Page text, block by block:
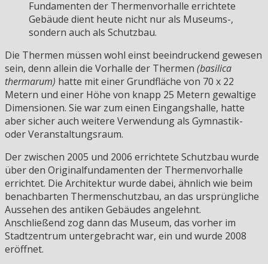
Fundamenten der Thermenvorhalle errichtete
Gebäude dient heute nicht nur als Museums-,
sondern auch als Schutzbau.
Die Thermen müssen wohl einst beeindruckend gewesen
sein, denn allein die Vorhalle der Thermen (basilica
thermarum) hatte mit einer Grundfläche von 70 x 22
Metern und einer Höhe von knapp 25 Metern gewaltige
Dimensionen. Sie war zum einen Eingangshalle, hatte
aber sicher auch weitere Verwendung als Gymnastik-
oder Veranstaltungsraum.
Der zwischen 2005 und 2006 errichtete Schutzbau wurde
über den Originalfundamenten der Thermenvorhalle
errichtet. Die Architektur wurde dabei, ähnlich wie beim
benachbarten Thermenschutzbau, an das ursprüngliche
Aussehen des antiken Gebäudes angelehnt.
Anschließend zog dann das Museum, das vorher im
Stadtzentrum untergebracht war, ein und wurde 2008
eröffnet.